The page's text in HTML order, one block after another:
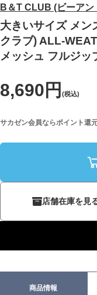
B＆T CLUB (ビーアン
大きいサイズ メン
クラブ) ALL-
メッシュ フルジッ
8,690円 (税込)
サカゼン会員ならポイント還元
店舗在庫を見
商品情報